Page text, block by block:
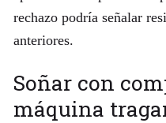
rechazo podría señalar
anteriores.
Soñar con
máquina